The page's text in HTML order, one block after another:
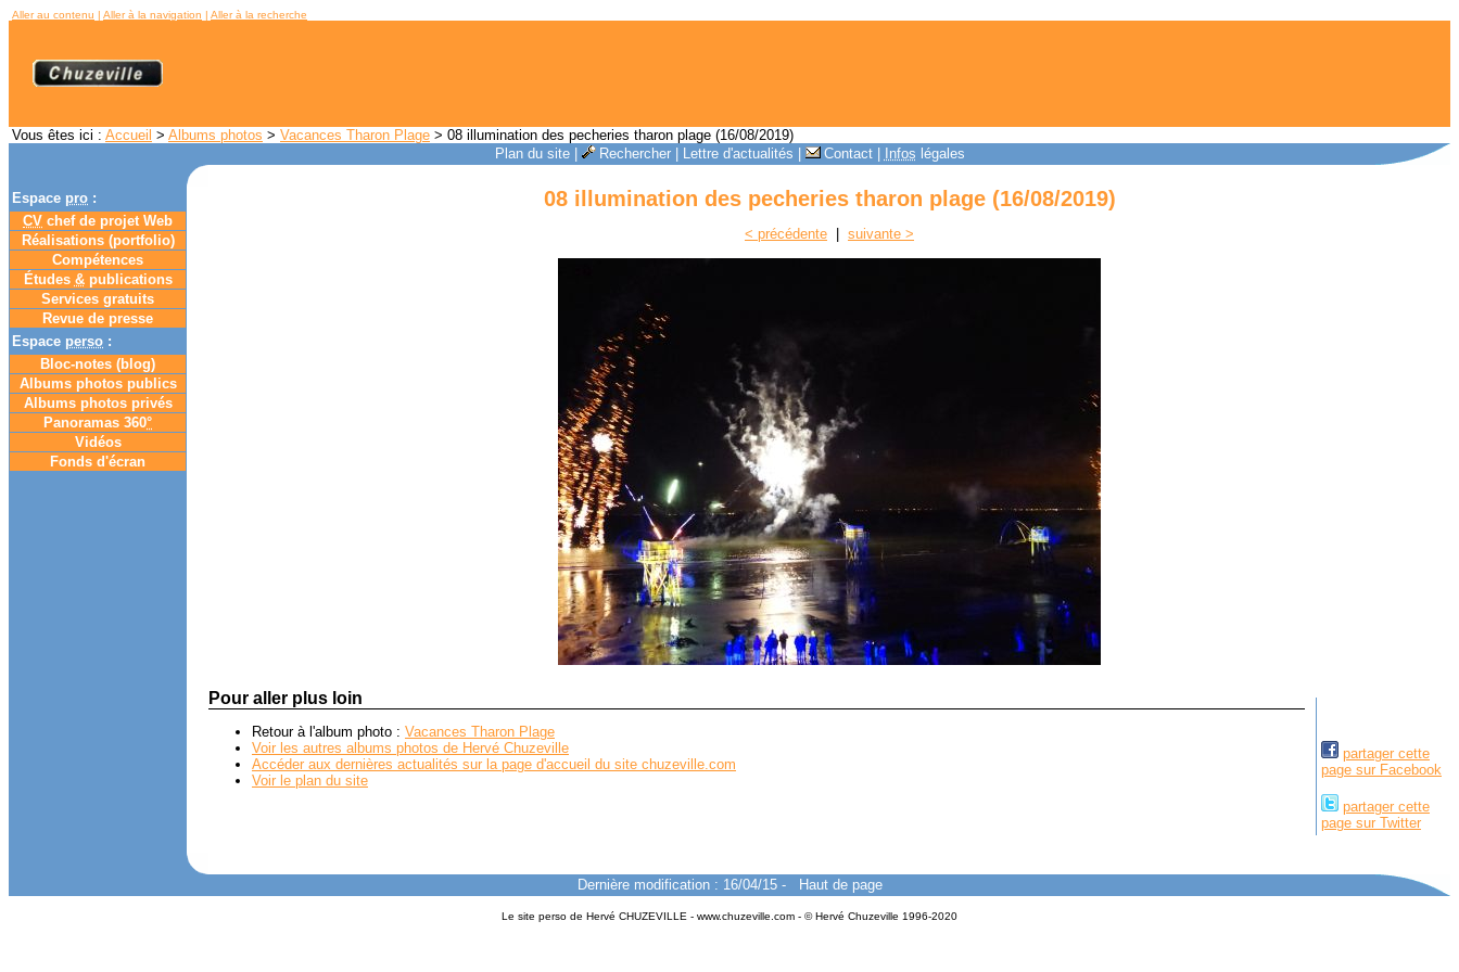
Aller au contenu | Aller à la navigation | Aller à la recherche
Vous êtes ici : Accueil > Albums photos > Vacances Tharon Plage > 08 illumination des pecheries tharon plage (16/08/2019)
Plan du site| Rechercher| Lettre d'actualités Contact| Infos légales
Espace pro :
CV chef de projet Web
Réalisations (portfolio)
Compétences
Études &publications
Services gratuits
Revue de presse
Espace perso :
Bloc-notes (blog)
Albums photos publics
Albums photos privés
Panoramas 360°
Vidéos
Fonds d'écran
08 illumination des pecheries tharon plage (16/08/2019)
< précédente suivante >
partager cette
page sur Facebook
partager cette
page sur Twitter
Pour aller plus loin
Retour à l'album photo : Vacances Tharon Plage
Voir les autres albums photos de Hervé Chuzeville
Accéder aux dernières actualités sur la page d'accueil du site chuzeville.com
Voir le plan du site
Dernière modification : 16/04/15- Haut de page
Le site perso de Hervé CHUZEVILLE - www.chuzeville.com - © Hervé Chuzeville 1996-2020